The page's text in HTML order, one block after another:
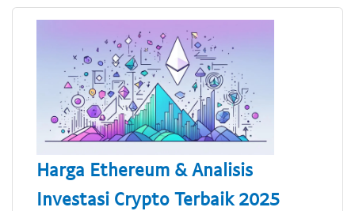
Harga Ethereum & Analisis
Investasi Crypto Terbaik 2025